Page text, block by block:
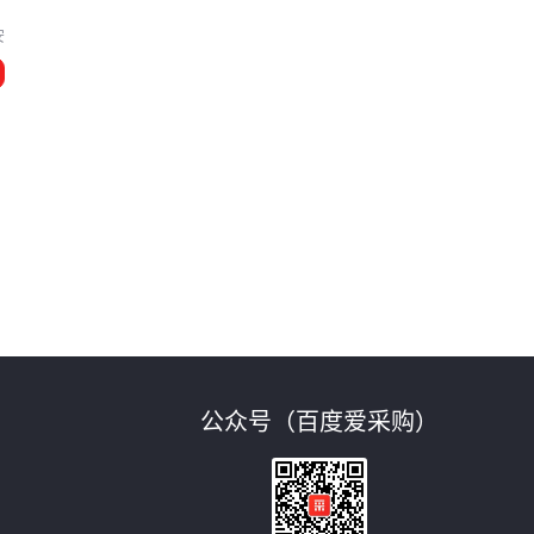
公众号（百度爱采购）